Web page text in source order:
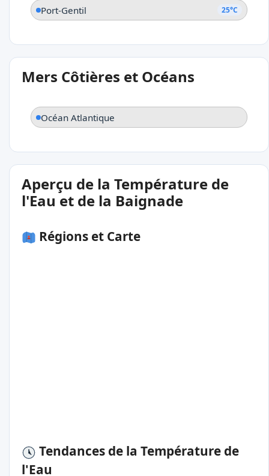
Port-Gentil 25°C
Mers Côtières et Océans
Océan Atlantique
Aperçu de la Température de
l'Eau et de la Baignade
Régions et Carte
Tendances de la Température de
l'Eau